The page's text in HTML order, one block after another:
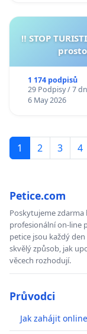
‼️ STOP
1 174 podpisů
29 Podpisy / 7
6 May 2026
1 2 3 4
Petice.com
Poskytujeme
profesionální on-line
petice jsou každý
skvělý způsob, jak
věcech rozhodují.
Průvodci
Jak zahájit